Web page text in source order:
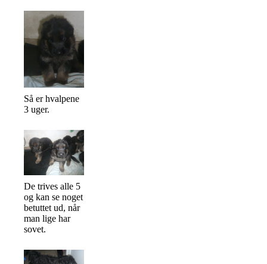
Så er hvalpene
3 uger.
De trives alle 5
og kan se noget
betuttet ud, når
man lige har
sovet.